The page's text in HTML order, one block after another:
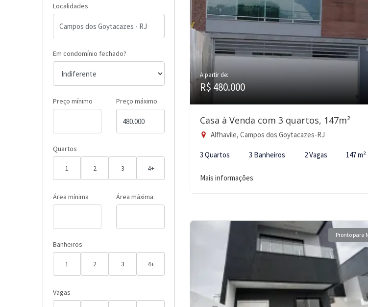
Localidades
Em condomínio fechado?
Preço mínimo Preço máximo
Quartos
1 2 3 4+
Área mínima Área máxima
Banheiros
1 2 3 4+
Vagas
A partir de:
R$ 480.000
Casa à Venda com 3 quartos, 147m²
Alfhavile, Campos dos Goytacazes-RJ
3 Quartos 3 Banheiros 2 Vagas 147 m²
Mais informações
Pronto para